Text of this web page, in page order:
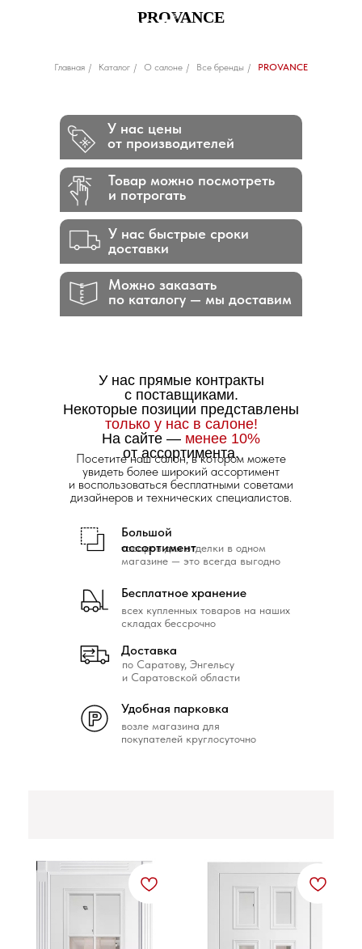
PROVANCE
Главная / Каталог / О салоне / Все бренды / PROVANCE
Можно заказать
по каталогу — мы доставим
У нас быстрые сроки
доставки
Товар можно посмотреть
и потрогать
У нас цены
от производителей
возле магазина для
покупателей круглосуточно
Удобная парковка
всех купленных товаров на наших
складах бессрочно
Бесплатное хранение
товаров для отделки в одном
магазине — это всегда выгодно
Большой
ассортимент
по Саратову, Энгельсу
и Саратовской области
Доставка
У нас прямые контракты
с поставщиками.
Некоторые позиции представлены
только у нас в салоне!
На сайте — менее 10%
от ассортимента.
Посетите наш салон, в котором можете
увидеть более широкий ассортимент
и воспользоваться бесплатными советами
дизайнеров и технических специалистов.